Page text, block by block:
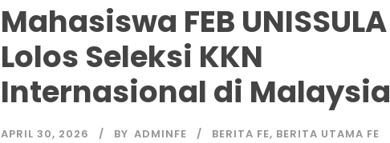
Mahasiswa FEB UNISSULA
Lolos Seleksi KKN
Internasional di Malaysia
APRIL 30, 2026 BY ADMINFE BERITA FE, BERITA UTAMA FE